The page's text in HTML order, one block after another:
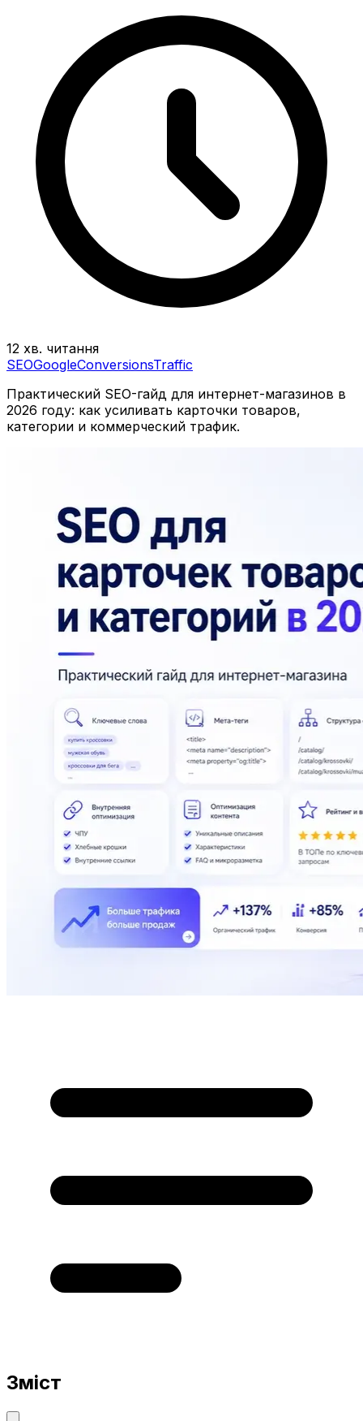
12 хв. читання
SEOGoogleConversionsTraffic
Практический SEO-гайд для интернет-магазинов в
2026 году: как усиливать карточки товаров,
категории и коммерческий трафик.
Зміст